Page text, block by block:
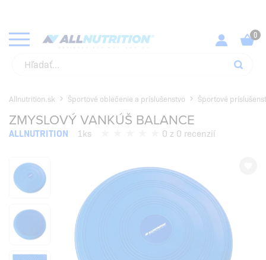
Allnutrition.sk Športové oblečenie a príslušenstvo Športové
ZMYSLOVÝ VANKÚŠ BALANCE
ALLNUTRITION 1ks 0 z 0 recenzií